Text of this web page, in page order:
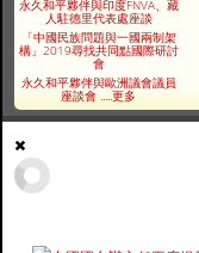
永久和平夥伴與印度FNVA、藏
人駐德里代表處座談
「中國民族問題與一國兩制架
構」2019尋找共同點國際研討
會
永久和平夥伴與歐洲議會議員
座談會.....更多